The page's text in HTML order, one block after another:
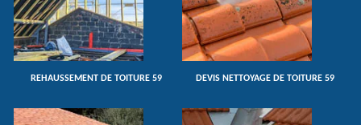
REHAUSSEMENT DE TOITURE 59 DEVIS NETTOYAGE DE TOITURE 59